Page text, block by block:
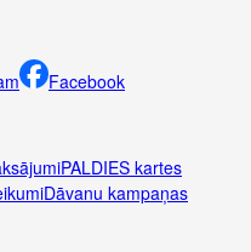
Facebook
PALDIES kartes
Dāvanu kampaņas